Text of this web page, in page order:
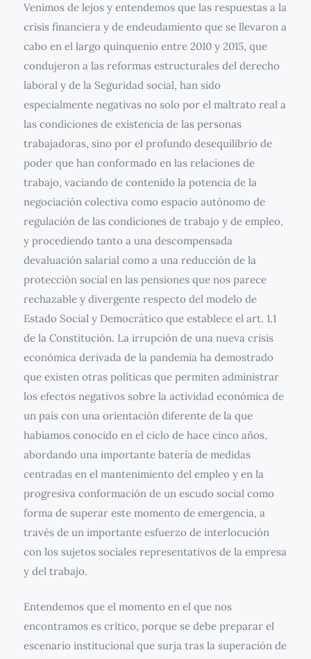
Venimos de lejos y entendemos que las respuestas a la
crisis financiera y de endeudamiento que se llevaron a
cabo en el largo quinquenio entre 2010 y 2015, que
condujeron a las reformas estructurales del derecho
laboral y de la Seguridad social, han sido
especialmente negativas no solo por el maltrato real a
las condiciones de existencia de las personas
trabajadoras, sino por el profundo desequilibrio de
poder que han conformado en las relaciones de
trabajo, vaciando de contenido la potencia de la
negociación colectiva como espacio autónomo de
regulación de las condiciones de trabajo y de empleo,
y procediendo tanto a una descompensada
devaluación salarial como a una reducción de la
protección social en las pensiones que nos parece
rechazable y divergente respecto del modelo de
Estado Social y Democrático que establece el art. 1.1
de la Constitución. La irrupción de una nueva crisis
económica derivada de la pandemia ha demostrado
que existen otras políticas que permiten administrar
los efectos negativos sobre la actividad económica de
un país con una orientación diferente de la que
habíamos conocido en el ciclo de hace cinco años,
abordando una importante batería de medidas
centradas en el mantenimiento del empleo y en la
progresiva conformación de un escudo social como
forma de superar este momento de emergencia, a
través de un importante esfuerzo de interlocución
con los sujetos sociales representativos de la empresa
y del trabajo.
Entendemos que el momento en el que nos
encontramos es crítico, porque se debe preparar el
escenario institucional que surja tras la superación de